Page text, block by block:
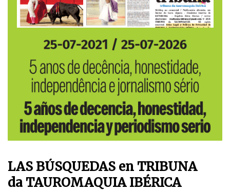
LAS BÚSQUEDAS en TRIBUNA
da TAUROMAQUIA IBÉRICA